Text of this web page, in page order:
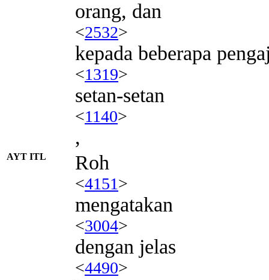
orang, dan
<2532>
kepada beberapa
<1319>
setan-setan
<1140>
,
AYT ITL Roh
<4151>
mengatakan
<3004>
dengan jelas
<4490>